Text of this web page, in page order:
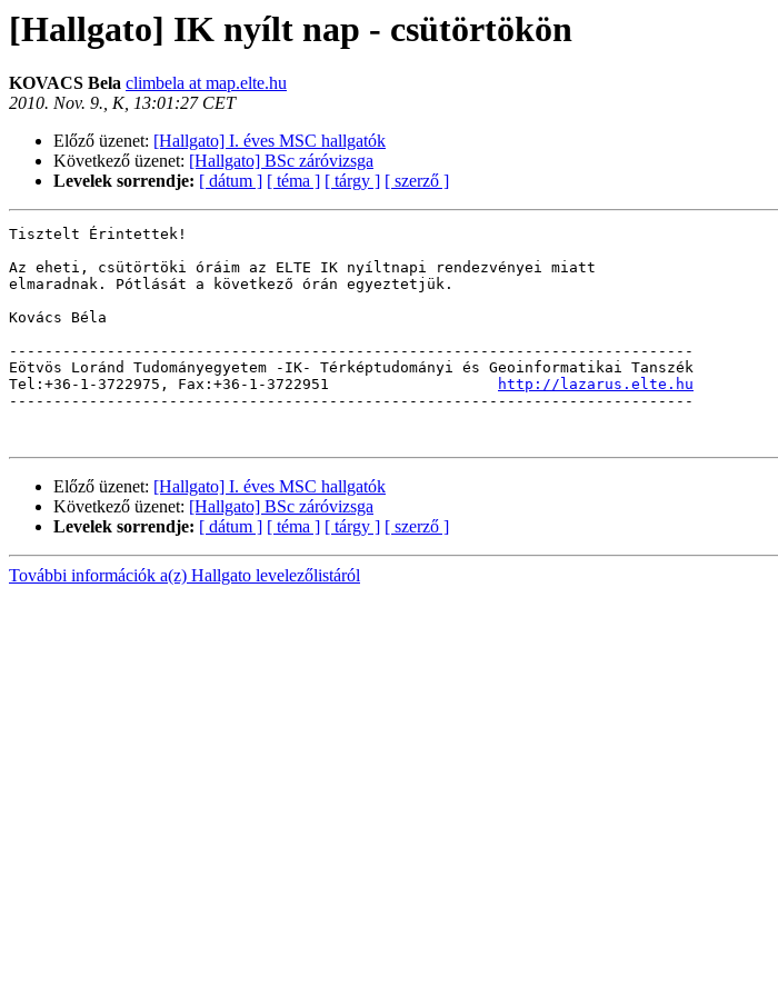
[Hallgato] IK nyílt nap - csütörtökön
KOVACS Bela climbela at map.elte.hu
2010. Nov. 9., K, 13:01:27 CET
Előző üzenet: [Hallgato] I. éves MSC hallgatók
Következő üzenet: [Hallgato] BSc záróvizsga
Levelek sorrendje: [ dátum ] [ téma ] [ tárgy ] [ szerző ]
Tisztelt Érintettek!
Az eheti, csütörtöki óráim az ELTE IK nyíltnapi rendezvényei miatt
elmaradnak. Pótlását a következő órán egyeztetjük.
Kovács Béla
-----------------------------------------------------------------------------
Eötvös Loránd Tudományegyetem -IK- Térképtudományi és Geoinformatikai Tanszék
Tel:+36-1-3722975, Fax:+36-1-3722951
http://lazarus.elte.hu
-----------------------------------------------------------------------------
Előző üzenet: [Hallgato] I. éves MSC hallgatók
Következő üzenet: [Hallgato] BSc záróvizsga
Levelek sorrendje: [ dátum ] [ téma ] [ tárgy ] [ szerző ]
További információk a(z) Hallgato levelezőlistáról